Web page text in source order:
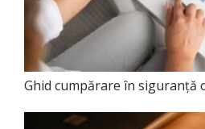
Ghid cumpărare în siguranță